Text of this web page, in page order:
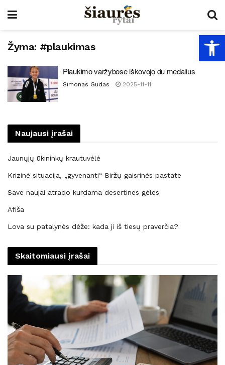
Žyma: #plaukimas
Plaukimo varžybose iškovojo du medalius
Simonas Gudas 2025-11-11
Naujausi įrašai
Jaunųjų ūkininkų krautuvėlė
Krizinė situacija, „gyvenanti“ Biržų gaisrinės pastate
Save naujai atrado kurdama desertines gėles
Afiša
Lova su patalynės dėže: kada ji iš tiesų praverčia?
Skaitomiausi įrašai